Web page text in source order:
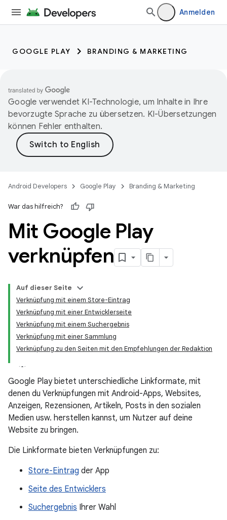
Anmelden
GOOGLE PLAY BRANDING & MARKETING
Google verwendet KI-Technologie, um Inhalte in Ihre
bevorzugte Sprache zu übersetzen. KI-Übersetzungen
können Fehler enthalten.
Android Developers Google Play Branding & Marketing
War das hilfreich?
Mit Google Play
verknüpfen
Auf dieser Seite
Verknüpfung mit einem Store-Eintrag
Verknüpfung mit einer Entwicklerseite
Verknüpfung mit einem Suchergebnis
Verknüpfung mit einer Sammlung
Verknüpfung zu den Seiten mit den Empfehlungen der Redaktion
Google Play bietet unterschiedliche Linkformate, mit
denen du Verknüpfungen mit Android-Apps, Websites,
Anzeigen, Rezensionen, Artikeln, Posts in den sozialen
Medien usw. herstellen kannst, um Nutzer auf deine
Website zu bringen.
Die Linkformate bieten Verknüpfungen zu:
Store-Eintrag der App
Seite des Entwicklers
Suchergebnis Ihrer Wahl